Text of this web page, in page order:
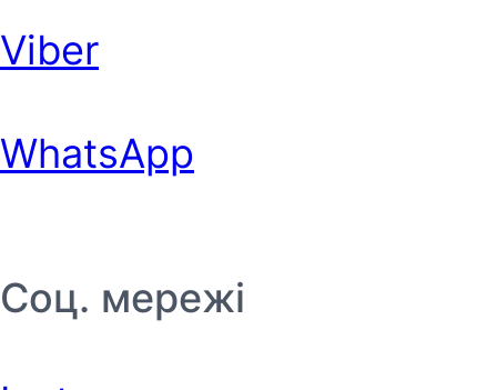
Viber
WhatsApp
Соц. мережі